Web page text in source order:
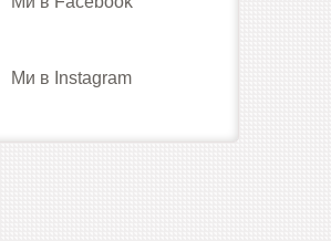
Ми в Instagram